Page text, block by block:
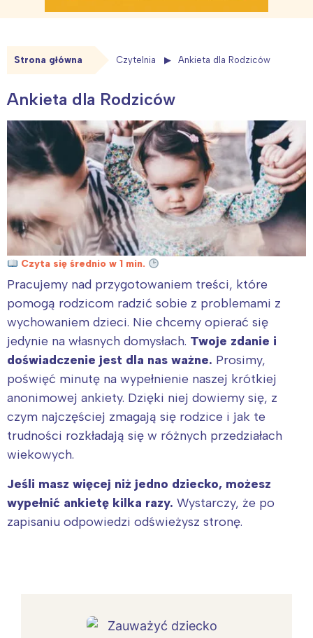
Strona główna Czytelnia Ankieta dla Rodziców
Ankieta dla Rodziców
Czyta się średnio w 1 min.
Pracujemy nad przygotowaniem treści, które
pomogą rodzicom radzić sobie z problemami z
wychowaniem dzieci. Nie chcemy opierać się
jedynie na własnych domysłach. Twoje zdanie i
doświadczenie jest dla nas ważne. Prosimy,
poświęć minutę na wypełnienie naszej krótkiej
anonimowej ankiety. Dzięki niej dowiemy się, z
czym najczęściej zmagają się rodzice i jak te
trudności rozkładają się w różnych przedziałach
wiekowych.
Jeśli masz więcej niż jedno dziecko, możesz
wypełnić ankietę kilka razy. Wystarczy, że po
zapisaniu odpowiedzi odświeżysz stronę.